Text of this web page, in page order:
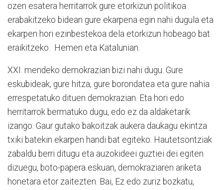
ozen esatera herritarrok gure etorkizun politikoa
erabakitzeko bidean gure ekarpena egin nahi dugula eta
ekarpen hori ezinbestekoa dela etorkizun hobeago bat
eraikitzeko. Hemen eta Katalunian.
XXI. mendeko demokrazian bizi nahi dugu. Gure
eskubideak, gure hitza, gure borondatea eta gure nahia
errespetatuko dituen demokrazian. Eta hori edo
herritarrok bermatuko dugu, edo ez da aldaketarik
izango. Gaur gutako bakoitzak aukera daukagu ekintza
txiki batekin ekarpen handi bat egiteko. Hautetsontziak
zabaldu berri ditugu eta auzokideei guztiei dei egiten
dizuegu, boto-papera eskuan, demokraziaren ariketa
honetara etor zaitezten. Bai, Ez edo zuriz bozkatu,